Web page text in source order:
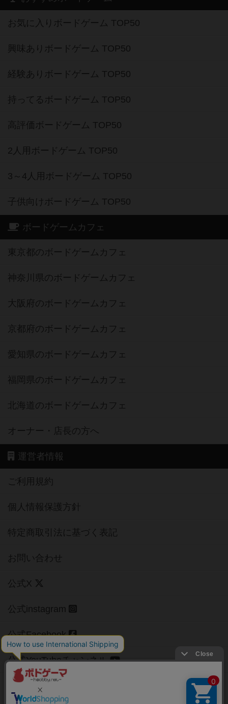
お気に入りボードゲーム TOP50
興味ありボードゲーム TOP50
経験ありボードゲーム TOP50
持ってるボードゲーム TOP50
高評価ボードゲーム TOP50
2人用ボードゲーム TOP50
3～4人用ボードゲーム TOP50
子供向けボードゲーム TOP50
ボードゲームカフェ
東京都のボードゲームカフェ
神奈川県のボードゲームカフェ
大阪府のボードゲームカフェ
京都府のボードゲームカフェ
愛知県のボードゲームカフェ
福岡県のボードゲームカフェ
北海道のボードゲームカフェ
オーナー・店長の方へ
運営者情報
ご利用規約
個人情報保護方針
特定商取引法に基づく表記
お問い合わせ
公式X
公式instagram
公式Facebook
公式YouTubeチャンネル